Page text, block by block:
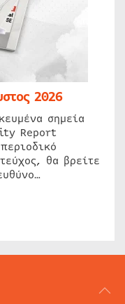
2026
σημεία
Report
θα βρείτε